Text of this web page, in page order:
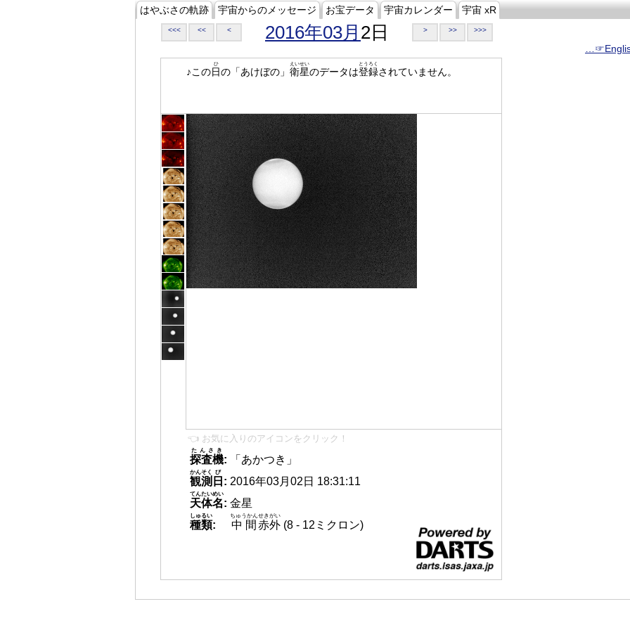
はやぶさの軌跡 宇宙からのメッセージ お宝データ 宇宙カレンダー 宇宙 xR
<<< << < 2016年03月 2日 > >> >>>
♪この日
ひ
の「あけぼの」 衛星
えいせい
のデータは登録
とうろく
されていません。
👈 お気に入りのアイコンをクリック！
探査機
たんさき
:
「あかつき」
観測
かんそく
日
び
: 2016年03月02日 18:31:11
天体名
てんたいめい
: 金星
種類
しゅるい
: 中間
ちゅうかん
赤外
せきがい
(8 - 12ミクロン)